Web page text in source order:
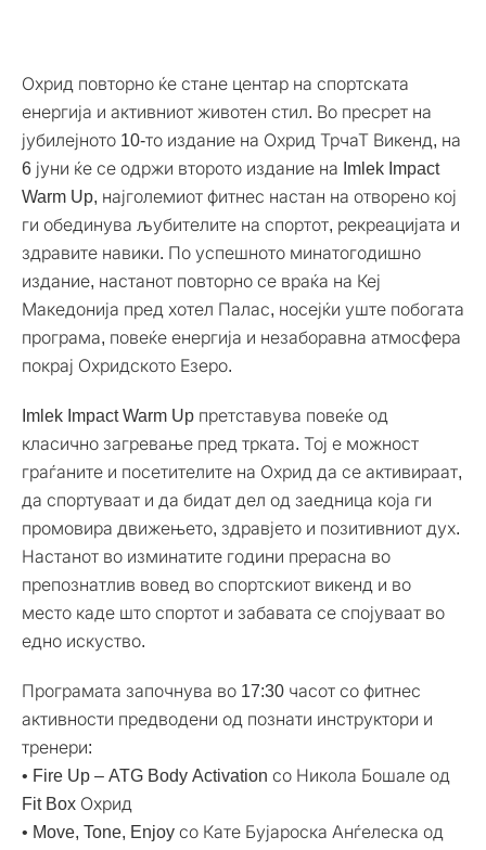
Охрид повторно ќе стане центар на спортската
енергија и активниот животен стил. Во пресрет на
јубилејното 10-то издание на Охрид ТрчаТ Викенд, на
6 јуни ќе се одржи второто издание на Imlek Impact
Warm Up, најголемиот фитнес настан на отворено кој
ги обединува љубителите на спортот, рекреацијата и
здравите навики. По успешното минатогодишно
издание, настанот повторно се враќа на Кеј
Македонија пред хотел Палас, носејќи уште побогата
програма, повеќе енергија и незаборавна атмосфера
покрај Охридското Езеро.
Imlek Impact Warm Up претставува повеќе од
класично загревање пред трката. Тој е можност
граѓаните и посетителите на Охрид да се активираат,
да спортуваат и да бидат дел од заедница која ги
промовира движењето, здравјето и позитивниот дух.
Настанот во изминатите години прерасна во
препознатлив вовед во спортскиот викенд и во
место каде што спортот и забавата се спојуваат во
едно искуство.
Програмата започнува во 17:30 часот со фитнес
активности предводени од познати инструктори и
тренери:
• Fire Up – ATG Body Activation со Никола Бошале од
Fit Box Охрид
• Move, Tone, Enjoy со Кате Бујароска Анѓелеска од